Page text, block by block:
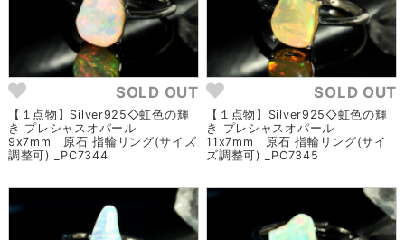
SOLD OUT
【１点物】Silver925◇虹色の輝
き プレシャスオパール
9x7mm 原石 指輪リング(サイズ
調整可) _PC7344
SOLD OUT
【１点物】Silver925◇虹色の輝
き プレシャスオパール
11x7mm 原石 指輪リング(サイ
ズ調整可) _PC7345